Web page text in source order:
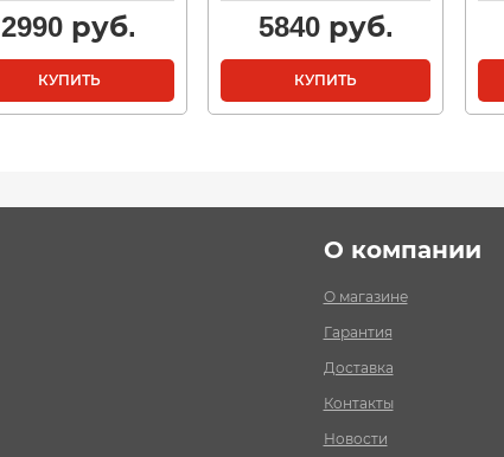
2990 руб.
КУПИТЬ
5840руб.
КУПИТЬ
О компании
О магазине
Гарантия
Доставка
Контакты
Новости